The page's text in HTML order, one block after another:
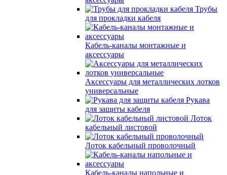
Трубы
для прокладки кабеля
Кабель-каналы монтажные и
аксессуары
Аксессуары для металлических лотков
универсальные
Рукава
для защиты кабеля
Лоток
кабельный листовой
Лоток кабельный проволочный
Кабель-каналы напольные и